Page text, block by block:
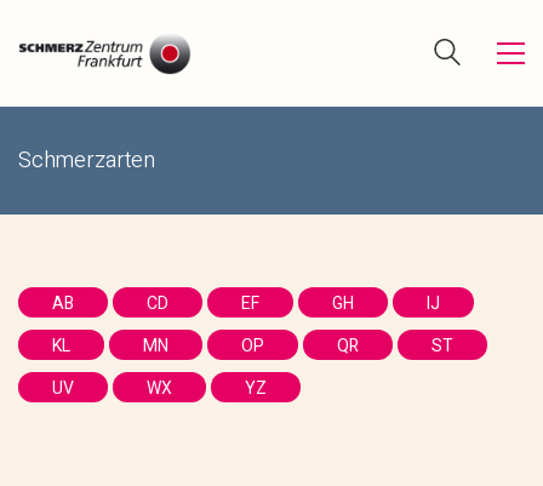
Schmerzarten
AB CD EF GH
IJ
KL
MN OP QR
ST
UV
WX YZ